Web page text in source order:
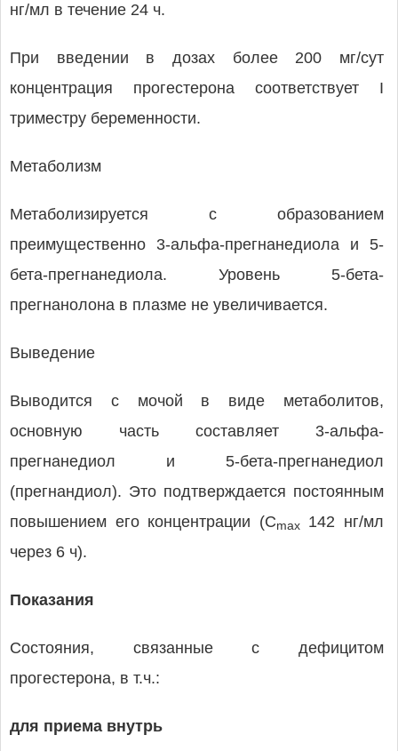
нг/мл в течение 24 ч.
При введении в дозах более 200 мг/сут
концентрация прогестерона соответствует I
триместру беременности.
Метаболизм
Метаболизируется с образованием
преимущественно 3-альфа-прегнанедиола и 5-
бета-прегнанедиола. Уровень 5-бета-
прегнанолона в плазме не увеличивается.
Выведение
Выводится с мочой в виде метаболитов,
основную часть составляет 3-альфа-
прегнанедиол и 5-бета-прегнанедиол
(прегнандиол). Это подтверждается постоянным
повышением его концентрации (Cmax142 нг/мл
через 6 ч).
Показания
Состояния, связанные с дефицитом
прогестерона, в т.ч.:
для приема внутрь